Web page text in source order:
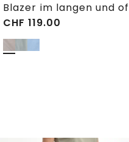
CHF 119.00